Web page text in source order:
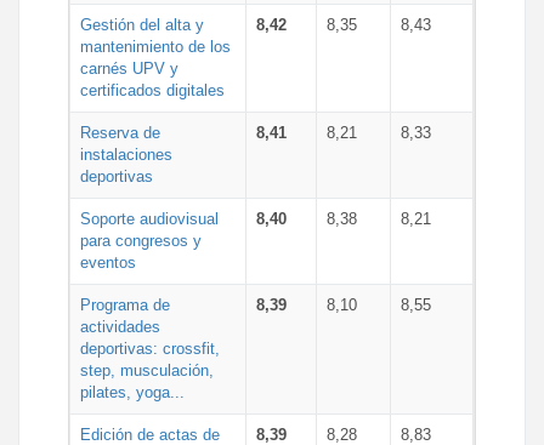
Gestión del alta y
mantenimiento de los
carnés UPV y
certificados digitales
8,42 8,35 8,43
Reserva de
instalaciones
deportivas
8,41 8,21 8,33
Soporte audiovisual
para congresos y
eventos
8,40 8,38 8,21
Programa de
actividades
deportivas: crossfit,
step, musculación,
pilates, yoga...
8,39 8,10 8,55
Edición de actas de
8,39 8,28 8,83